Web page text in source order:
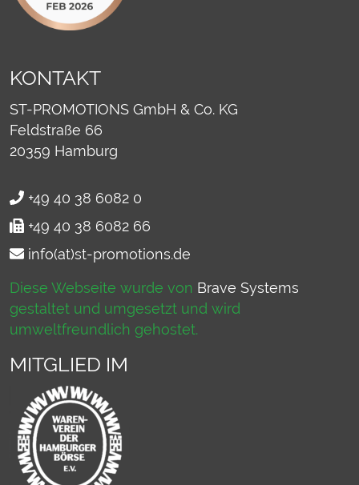
KONTAKT
ST-PROMOTIONS GmbH & Co. KG
Feldstraße 66
20359 Hamburg
+49 40 38 6082 0
+49 40 38 6082 66
info(at)st-promotions.de
Diese Webseite wurde von Brave Systems
gestaltet und umgesetzt und wird
umweltfreundlich gehostet.
MITGLIED IM